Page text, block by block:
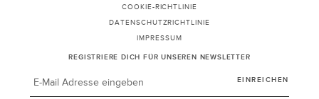
COOKIE-RICHTLINIE
DATENSCHUTZRICHTLINIE
IMPRESSUM
REGISTRIERE DICH FÜR UNSEREN NEWSLETTER
EINREICHEN